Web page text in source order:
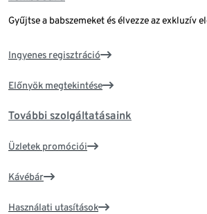
Gyűjtse a babszemeket és élvezze az exkluzív
Ingyenes regisztráció
Előnyök megtekintése
További szolgáltatásaink
Üzletek promóciói
Kávébár
Használati utasítások